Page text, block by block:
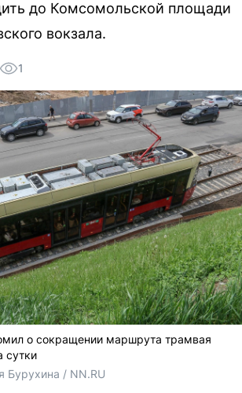
до Комсомольской площади
вокзала.
1
о сокращении маршрута трамвая
сутки
Бурухина / NN.RU